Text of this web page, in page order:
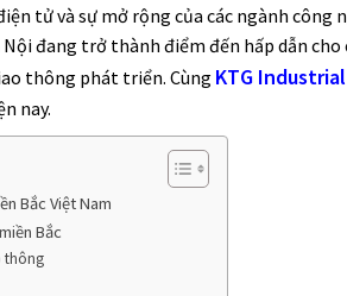
tử và sự mở rộng của các ngành công
Nội đang trở thành điểm đến hấp dẫn
thông phát triển. Cùng KTG Industrial
nay.
Bắc Việt Nam
Bắc
thông